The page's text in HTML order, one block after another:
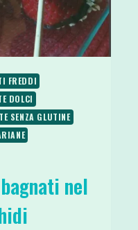
FREDDI
DOLCI
SENZA GLUTINE
nel